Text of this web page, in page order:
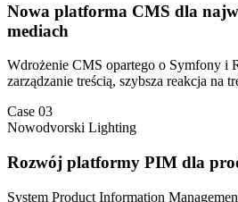
Nowa platforma CMS dla
mediach
Wdrożenie CMS opartego o Symfony i
zarządzanie treścią, szybsza reakcja na
Case 03
Nowodvorski Lighting
Rozwój platformy PIM dla
System Product Information